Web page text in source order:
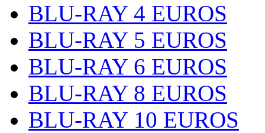
BLU-RAY 4 EUROS
BLU-RAY 5 EUROS
BLU-RAY 6 EUROS
BLU-RAY 8 EUROS
BLU-RAY 10 EUROS